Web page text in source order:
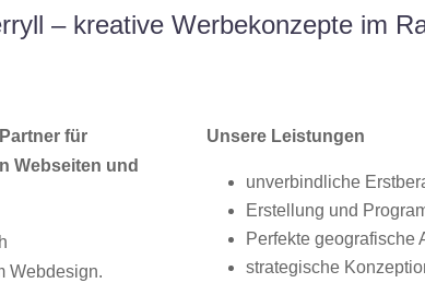
– kreative Werbekonzepte im
für
Webseiten und
Webdesign.
Unsere Leistungen
unverbindliche
Erstellung und
Perfekte geografische
strategische